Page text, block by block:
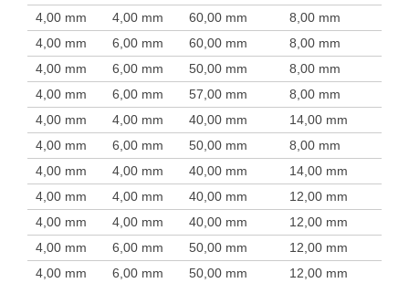
4,00 mm
4,00 mm 60,00 mm 8,00 mm
4,00 mm
6,00 mm 60,00 mm 8,00 mm
4,00 mm
6,00 mm 50,00 mm 8,00 mm
4,00 mm
6,00 mm 57,00 mm 8,00 mm
4,00 mm
4,00 mm 40,00 mm 14,00 mm
4,00 mm
6,00 mm 50,00 mm 8,00 mm
4,00 mm
4,00 mm 40,00 mm 14,00 mm
4,00 mm
4,00 mm 40,00 mm 12,00 mm
4,00 mm
4,00 mm 40,00 mm 12,00 mm
4,00 mm
6,00 mm 50,00 mm 12,00 mm
4,00 mm
6,00 mm 50,00 mm 12,00 mm